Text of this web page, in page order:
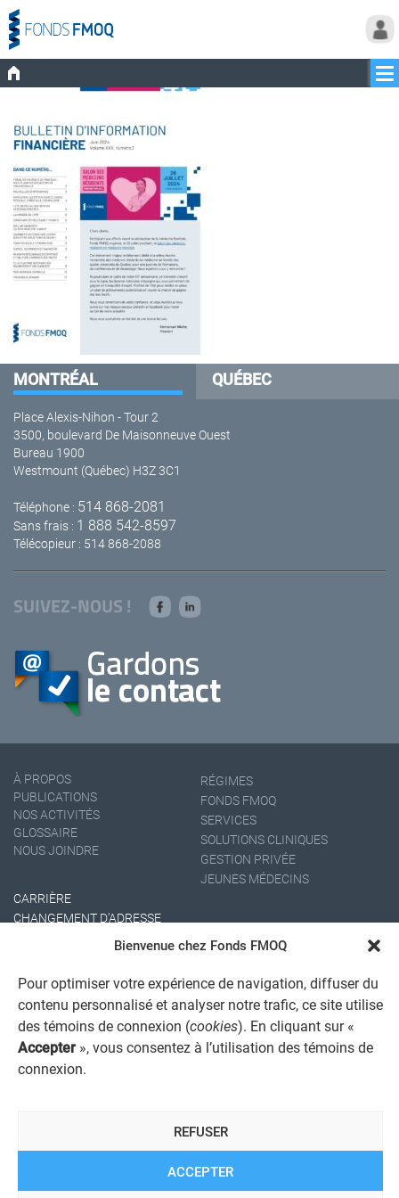
Bienvenue chez Fonds FMOQ
Pour optimiser votre expérience de navigation, diffuser du
contenu personnalisé et analyser notre trafic, ce site utilise
des témoins de connexion (cookies). En cliquant sur «
Accepter », vous consentez à l’utilisation des témoins de
connexion.
ACCEPTER
REFUSER
MONTRÉAL QUÉBEC
Place Alexis-Nihon - Tour 2
3500, boulevard De Maisonneuve Ouest
Bureau 1900
Westmount (Québec) H3Z 3C1
Téléphone : 514 868-2081
Sans frais : 1 888 542-8597
Télécopieur : 514 868-2088
SUIVEZ-NOUS !
À PROPOS
PUBLICATIONS
NOS ACTIVITÉS
GLOSSAIRE
NOUS JOINDRE
RÉGIMES
FONDS FMOQ
SERVICES
SOLUTIONS CLINIQUES
GESTION PRIVÉE
JEUNES MÉDECINS
CARRIÈRE
CHANGEMENT D'ADRESSE
AVIS JURIDIQUE GÉNÉRAL
POLITIQUE DE TRAITEMENT DES PLAINTES
REGISTRE DES CONFLITS D'INTÉRÊTS